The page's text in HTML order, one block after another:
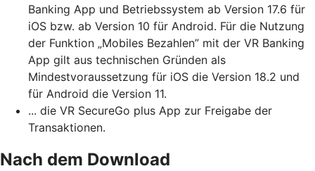
Banking App und Betriebssystem ab Version 17.6 für
iOS bzw. ab Version 10 für Android. Für die Nutzung
der Funktion „Mobiles Bezahlen” mit der VR Banking
App gilt aus technischen Gründen als
Mindestvoraussetzung für iOS die Version 18.2 und
für Android die Version 11.
... die VR SecureGo plus App zur Freigabe der
Transaktionen.
Nach dem Download